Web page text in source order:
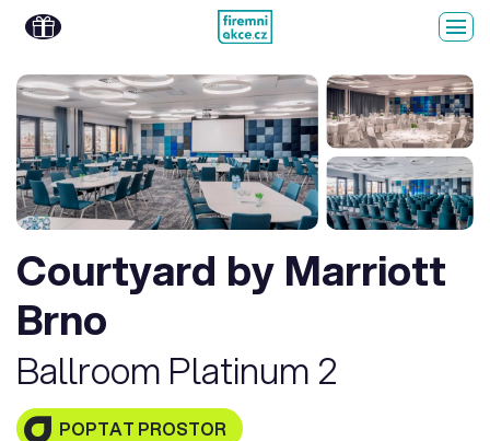
Courtyard by Marriott
Brno
Ballroom Platinum 2
POPTAT PROSTOR